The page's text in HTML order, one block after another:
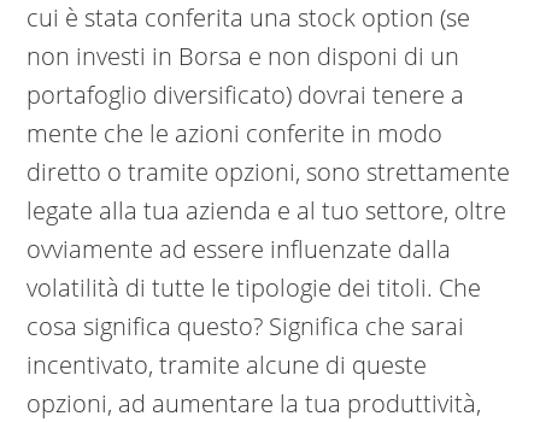
cui è stata conferita una stock option (se
non investi in Borsa e non disponi di un
portafoglio diversificato) dovrai tenere a
mente che le azioni conferite in modo
diretto o tramite opzioni, sono strettamente
legate alla tua azienda e al tuo settore, oltre
ovviamente ad essere influenzate dalla
volatilità di tutte le tipologie dei titoli. Che
cosa significa questo? Significa che sarai
incentivato, tramite alcune di queste
opzioni, ad aumentare la tua produttività,